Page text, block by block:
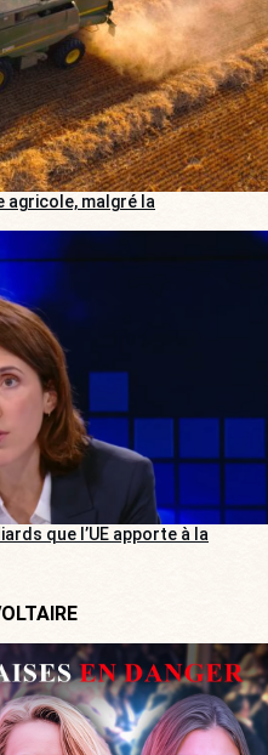
agricole, malgré la
que l’UE apporte à la